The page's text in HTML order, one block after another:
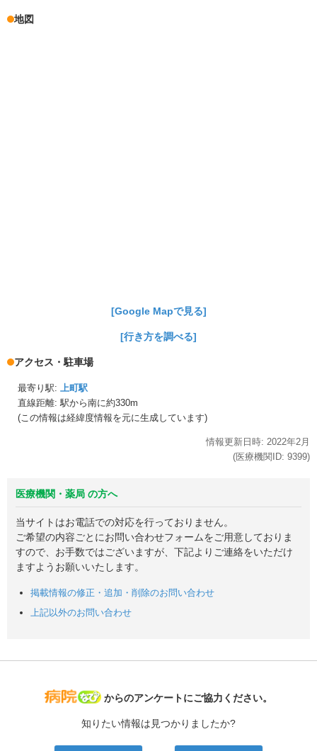
地図
[Google Mapで見る]
[行き方を調べる]
アクセス・駐車場
最寄り駅:
上町駅
直線距離: 駅から南に約330m
(この情報は経緯度情報を元に生成しています)
情報更新日時: 2022年2月
(医療機関ID: 9399)
医療機関・薬局 の方へ
当サイトはお電話での対応を行っておりません。
ご希望の内容ごとにお問い合わせフォームをご用意しておりま
すので、お手数ではございますが、下記よりご連絡をいただけ
ますようお願いいたします。
掲載情報の修正・追加・削除のお問い合わせ
上記以外のお問い合わせ
病院なび
からのアンケートにご協力ください。
知りたい情報は見つかりましたか?